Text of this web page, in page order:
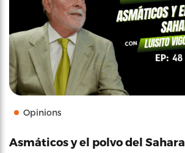
Opinions
Asmáticos y el polvo del Sahara